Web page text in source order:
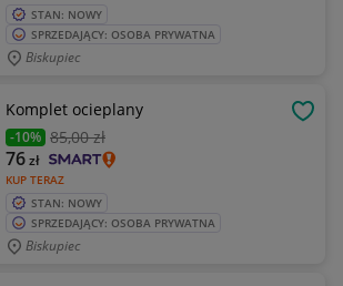
STAN: NOWY
SPRZEDAJĄCY: OSOBA PRYWATNA
Biskupiec
Komplet ocieplany
-10% 85,00 zł
KUP TERAZ
76zł
STAN: NOWY
SPRZEDAJĄCY: OSOBA PRYWATNA
Biskupiec